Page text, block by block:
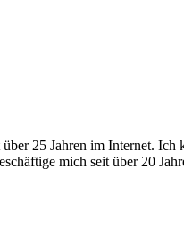
25 Jahren im Internet.
mich seit über 20